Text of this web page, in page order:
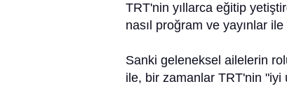
TRT'nin yıllarca eğitip
nasıl proğram ve yayınlar
Sanki geleneksel ailelerin
ile, bir zamanlar TRT'nin "iyi